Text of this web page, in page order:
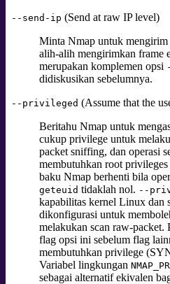
--send-ip (Send at raw IP level)
Minta Nmap untuk
alih-alih mengirimkan frame
merupakan komplemen opsi
didiskusikan sebelumnya.
--privileged (Assume that the
Beritahu Nmap untuk
cukup privilege untuk
packet sniffing, dan operasi
membutuhkan root privileges
baku Nmap berhenti bila
geteuid tidaklah nol. --
kapabilitas kernel Linux dan
dikonfigurasi untuk
melakukan scan raw-packet.
flag opsi ini sebelum flag
membutuhkan privilege
Variabel lingkungan
sebagai alternatif ekivalen